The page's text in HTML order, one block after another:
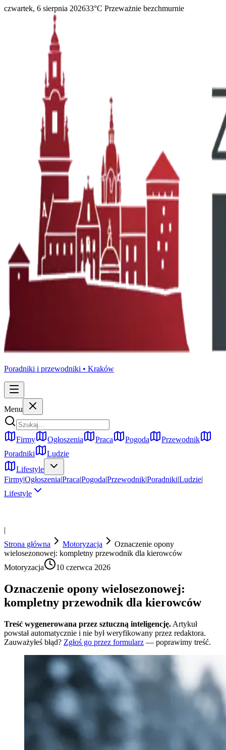
czwartek, 6 sierpnia 202633°C Przeważnie bezchmurnie
Poradniki i przewodniki • Kraków
Menu
Firmy Ogłoszenia Praca Pogoda
Przewodnik
Poradniki
Ludzie
Lifestyle
Firmy|Ogłoszenia|Praca|Pogoda|Przewodnik|Poradniki|Ludzie|
Lifestyle
|
Strona główna
Motoryzacja
Oznaczenie opony
wielosezonowej: kompletny przewodnik dla kierowców
Motoryzacja
10 czerwca 2026
Oznaczenie opony wielosezonowej:
kompletny przewodnik dla kierowców
Treść wygenerowana przez sztuczną inteligencję. Artykuł
powstał automatycznie i nie był weryfikowany przez redaktora.
Zauważyłeś błąd? Zgłoś go przez formularz — poprawimy treść.